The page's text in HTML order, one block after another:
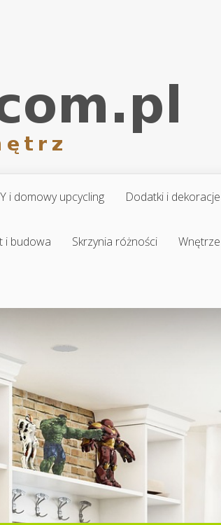
i domowy upcycling Dodatki i
i budowa Skrzynia różności Wnętrze